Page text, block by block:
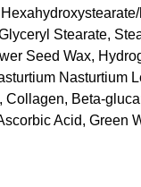
Stearate,
Seed Wax,
Beta-
Acid,